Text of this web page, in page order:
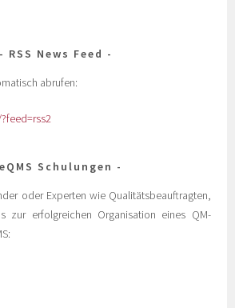
RSS News Feed
abrufen:
eQMS Schulungen
oder Experten wie Qualitätsbeauftragten,
zur erfolgreichen Organisation eines QM-